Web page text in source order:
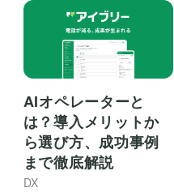
AIオペレーターと
は？導入メリットか
ら選び方、成功事例
まで徹底解説
DX